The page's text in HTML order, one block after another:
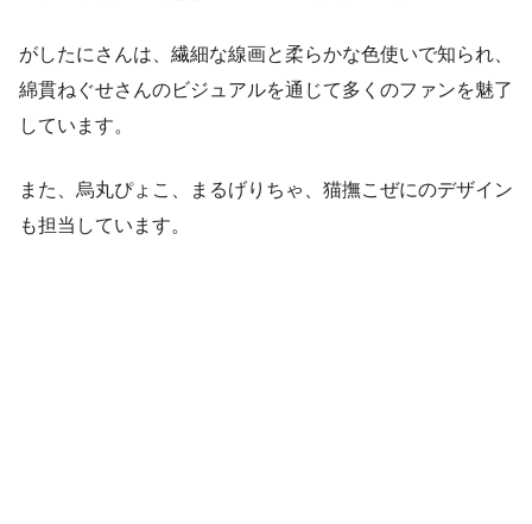
がしたにさんは、繊細な線画と柔らかな色使いで知られ、
綿貫ねぐせさんのビジュアルを通じて多くのファンを魅了
しています。
また、烏丸ぴょこ、まるげりちゃ、猫撫こぜにのデザイン
も担当しています。